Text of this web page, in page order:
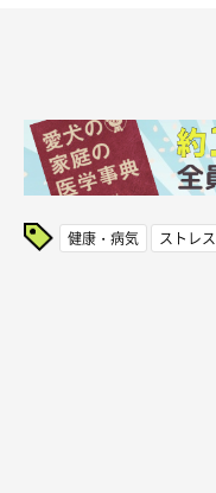
健康・病気 ストレス